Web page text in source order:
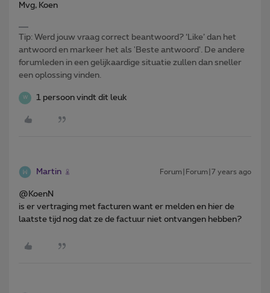
Mvg, Koen
Tip: Werd jouw vraag correct beantwoord? ‘Like’ dan het
antwoord en markeer het als 'Beste antwoord'. De andere
forumleden in een gelijkaardige situatie zullen dan sneller
een oplossing vinden.
W 1 persoon vindt dit leuk
Martin Forum|Forum|7 years ago
@KoenN
is er vertraging met facturen want er melden en hier de
laatste tijd nog dat ze de factuur niet ontvangen hebben?